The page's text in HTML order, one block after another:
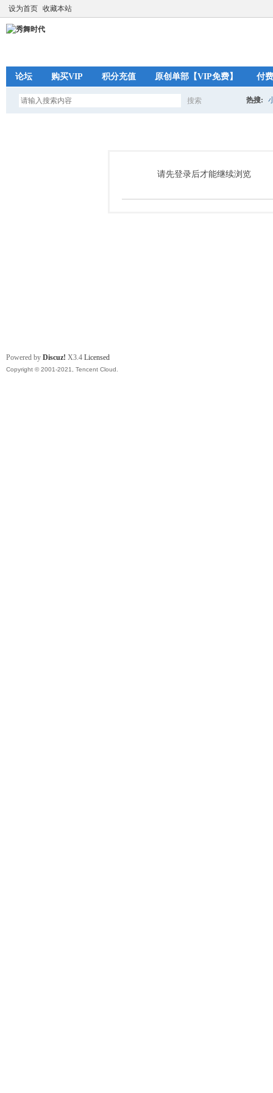
设为首页 收藏本站
论坛 购买VIP 积分充值 原创单部【VIP免费】 付
搜索
索
热搜:
请先登录后才能继续浏览
Powered by Discuz! X3.4 Licensed
Copyright © 2001-2021, Tencent Cloud.